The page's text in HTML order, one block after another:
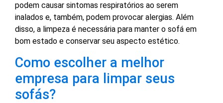
podem causar sintomas respiratórios ao serem
inalados e, também, podem provocar alergias. Além
disso, a limpeza é necessária para manter o sofá em
bom estado e conservar seu aspecto estético.
Como escolher a melhor
empresa para limpar seus
sofás?